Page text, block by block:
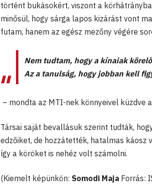
történt bukásokért, viszont a
minősül, hogy sárga lapos kizárást vont
futam, hanem az egész mezőny végére
Nem tudtam, hogy a kínaiak
Az a tanulság, hogy jobban kell
– mondta az MTI-nek könnyeivel küzdve
Társai saját bevallásuk szerint tudták,
edzőiket, de hozzátették, hatalmas
így a köröket is nehéz volt számolni.
(Kiemelt képünkön: Somodi Maja Forrás: